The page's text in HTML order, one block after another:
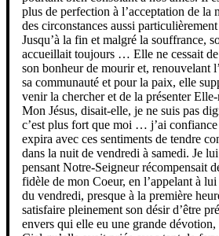
plus de perfection à l’acceptation de la
des circonstances aussi
Jusqu’à la fin et malgré la souffrance,
accueillait toujours … Elle ne cessait de
son bonheur de mourir et, renouvelant
sa communauté et pour la paix, elle
venir la chercher et de la présenter
Mon Jésus, disait-elle, je ne suis pas
c’est plus fort que moi … j’ai
expira avec ces sentiments de tendre
dans la nuit de vendredi à samedi. Je
pensant Notre-Seigneur récompensait
fidèle de mon Coeur, en l’appelant à
du vendredi, presque à la première
satisfaire pleinement son désir d’être
envers qui elle eu une grande